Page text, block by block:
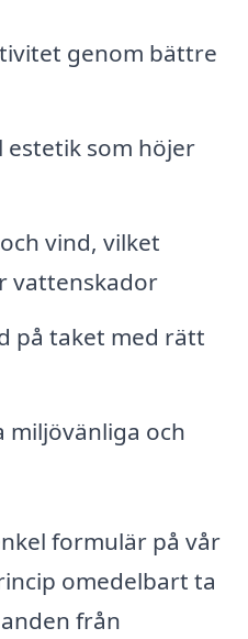
genom bättre
som höjer
vind, vilket
vattenskador
på taket med rätt
miljövänliga och
formulär på vår
omedelbart ta
från